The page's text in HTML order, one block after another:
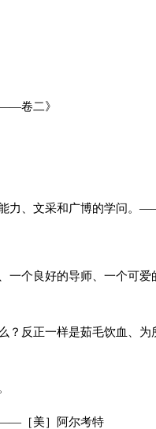
卷二》
力、文采和广博的学问。
一个良好的导师、一个可爱
？反正一样是茹毛饮血、为
——［美］阿尔考特